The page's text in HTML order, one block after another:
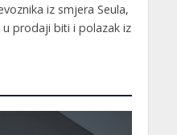
iz smjera Seula,
prodaji biti i polazak iz